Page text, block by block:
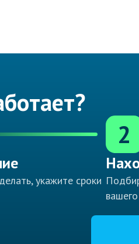
укажите сроки
2